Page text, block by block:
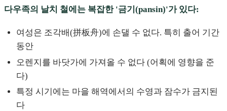
다우족의 날치 철에는 복잡한 '금기(pansin)'가 있다:
여성은 조각배(拼板舟)에 손댈 수 없다. 특히 출어 기간
동안
오렌지를 바닷가에 가져올 수 없다 (어획에 영향을 준
다)
특정 시기에는 마을 해역에서의 수영과 잠수가 금지된
다